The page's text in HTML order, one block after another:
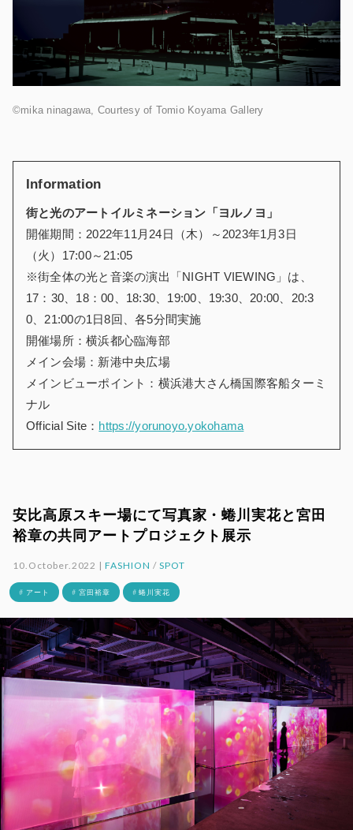
©mika ninagawa, Courtesy of Tomio Koyama Gallery
Information
街と光のアートイルミネーション「ヨルノヨ」
開催期間：2022年11月24日（木）～2023年1月3日
（火）17:00～21:05
※街全体の光と音楽の演出「NIGHT VIEWING」は、
17：30、18：00、18:30、19:00、19:30、20:00、20:3
0、21:00の1日8回、各5分間実施
開催場所：横浜都心臨海部
メイン会場：新港中央広場
メインビューポイント：横浜港大さん橋国際客船ターミ
ナル
Official Site： https://yorunoyo.yokohama
安比高原スキー場にて写真家・蜷川実花と宮田
裕章の共同アートプロジェクト展示
10.October.2022 |FASHION / SPOT
# アート # 宮田裕章 # 蜷川実花